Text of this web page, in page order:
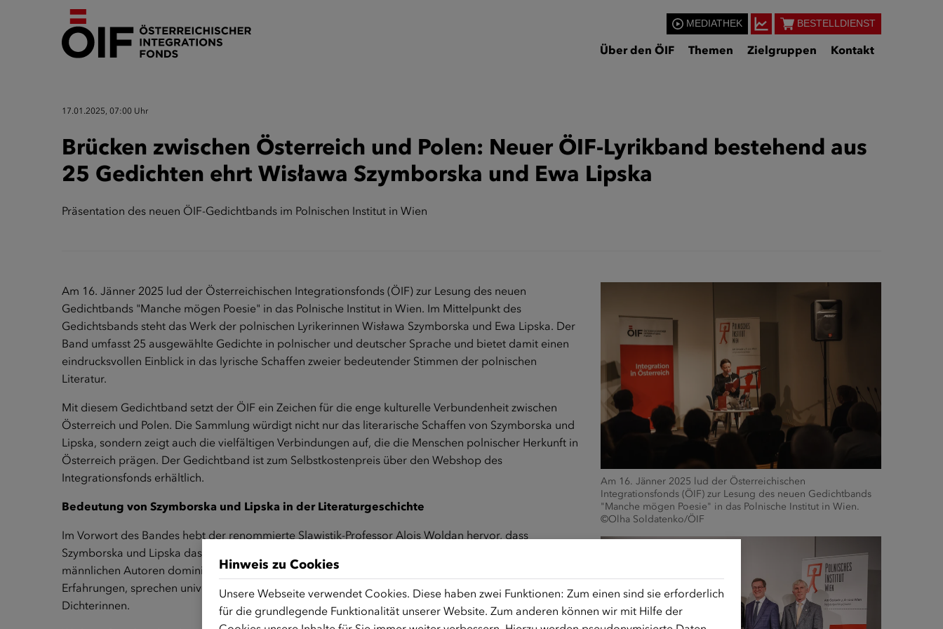
MEDIATHEK BESTELLDIENST
Über den ÖIF Themen Zielgruppen Kontakt
17.01.2025, 07:00 Uhr
Brücken zwischen Österreich und Polen: Neuer ÖIF-Lyrikband bestehend aus
25 Gedichten ehrt Wisława Szymborska und Ewa Lipska
Präsentation des neuen ÖIF-Gedichtbands im Polnischen Institut in Wien
Am 16. Jänner 2025 lud der Österreichischen
Integrationsfonds (ÖIF) zur Lesung des neuen Gedichtbands
"Manche mögen Poesie" in das Polnische Institut in Wien.
©Olha Soldatenko/ÖIF
Am 16. Jänner 2025 lud der Österreichischen Integrationsfonds (ÖIF) zur Lesung des neuen
Gedichtbands "Manche mögen Poesie" in das Polnische Institut in Wien. Im Mittelpunkt des
Gedichtsbands steht das Werk der polnischen Lyrikerinnen Wisława Szymborska und Ewa Lipska. Der
Band umfasst 25 ausgewählte Gedichte in polnischer und deutscher Sprache und bietet damit einen
eindrucksvollen Einblick in das lyrische Schaffen zweier bedeutender Stimmen der polnischen
Literatur.
Mit diesem Gedichtband setzt der ÖIF ein Zeichen für die enge kulturelle Verbundenheit zwischen
Österreich und Polen. Die Sammlung würdigt nicht nur das literarische Schaffen von Szymborska und
Lipska, sondern zeigt auch die vielfältigen Verbindungen auf, die die Menschen polnischer Herkunft in
Österreich prägen. Der Gedichtband ist zum Selbstkostenpreis über den Webshop des
Integrationsfonds erhältlich.
Bedeutung von Szymborska und Lipska in der Literaturgeschichte
Im Vorwort des Bandes hebt der renommierte Slawistik-Professor Alois Woldan hervor, dass
Szymborska und Lipska das 20. Jahrhundert maßgeblich geprägt haben – eine Zeit, die oft von
männlichen Autoren dominiert war. Ihre Werke, obwohl tief verwurzelt in ihren persönlichen
Erfahrungen, sprechen universelle Themen an und zeigen die einzigartige Perspektive beider
Dichterinnen.
Hinweis zu Cookies
Unsere Webseite verwendet Cookies. Diese haben zwei Funktionen: Zum einen sind sie erforderlich
für die grundlegende Funktionalität unserer Website. Zum anderen können wir mit Hilfe der